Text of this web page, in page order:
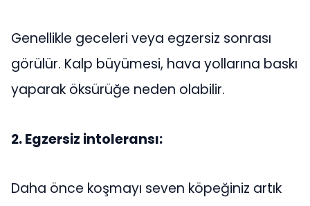
Genellikle geceleri veya egzersiz sonrası
görülür. Kalp büyümesi, hava yollarına baskı
yaparak öksürüğe neden olabilir.
2. Egzersiz intoleransı:
Daha önce koşmayı seven köpeğiniz artık